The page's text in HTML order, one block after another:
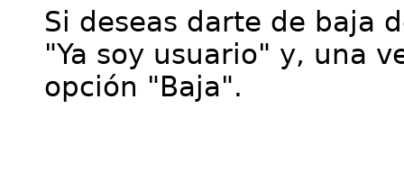
Si deseas darte de baja
"Ya soy usuario" y, una
opción "Baja".